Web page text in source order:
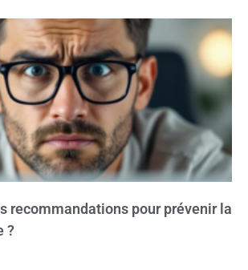
recommandations pour prévenir la
?